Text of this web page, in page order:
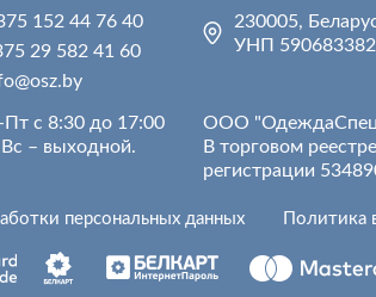
152 44 76 40
29 582 41 60
230005,
УНП 590683382
Пт с 8:30 до 17:00
– выходной.
ООО
В торговом
регистрации
персональных данных